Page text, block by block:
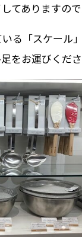
てありますの
る「スケール
をお運びくださ